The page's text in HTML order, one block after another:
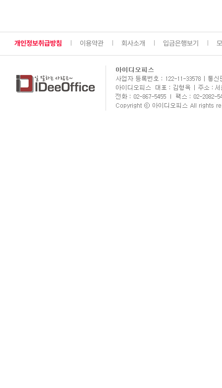
개인정보취급방침 이용약관 회사소개 입금은행보기